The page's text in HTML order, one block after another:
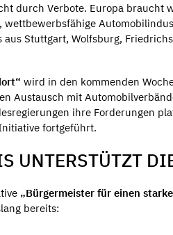
durch Verbote. Europa braucht
Stuttgart, Wolfsburg,
wird in den kommenden
Austausch mit
ihre Forderungen
fortgeführt.
UNTERSTÜTZT
„Bürgermeister für einen
bereits: